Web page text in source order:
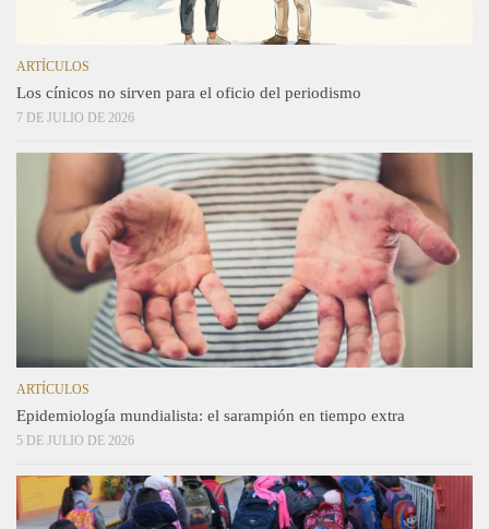
ARTÍCULOS
Los cínicos no sirven para el oficio del periodismo
7 DE JULIO DE 2026
ARTÍCULOS
Epidemiología mundialista: el sarampión en tiempo extra
5 DE JULIO DE 2026